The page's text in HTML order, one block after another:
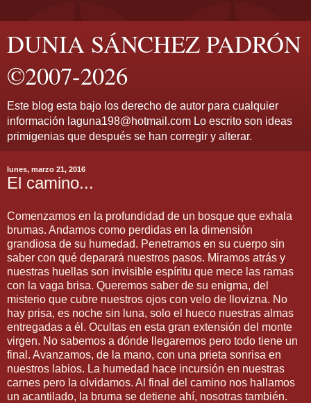
DUNIA SÁNCHEZ PADRÓN
©2007-2026
Este blog esta bajo los derecho de autor para cualquier
información laguna198@hotmail.com Lo escrito son ideas
primigenias que después se han corregir y alterar.
lunes, marzo 21, 2016
El camino...
Comenzamos en la profundidad de un bosque que exhala
brumas. Andamos como perdidas en la dimensión
grandiosa de su humedad. Penetramos en su cuerpo sin
saber con qué deparará nuestros pasos. Miramos atrás y
nuestras huellas son invisible espíritu que mece las ramas
con la vaga brisa. Queremos saber de su enigma, del
misterio que cubre nuestros ojos con velo de llovizna. No
hay prisa, es noche sin luna, solo el hueco nuestras almas
entregadas a él. Ocultas en esta gran extensión del monte
virgen. No sabemos a dónde llegaremos pero todo tiene un
final. Avanzamos, de la mano, con una prieta sonrisa en
nuestros labios. La humedad hace incursión en nuestras
carnes pero la olvidamos. Al final del camino nos hallamos
un acantilado, la bruma se detiene ahí, nosotras también.